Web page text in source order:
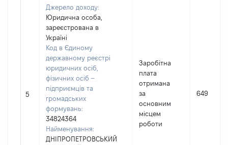
5
Джерело доходу:
Юридична особа,
зареєстрована в
Україні
Код в Єдиному
державному реєстрі
юридичних осіб,
фізичних осіб –
підприємців та
громадських
формувань:
34824364
Найменування:
ДНІПРОПЕТРОВСЬКИЙ
Заробітна
плата
отримана
за
основним
місцем
роботи
6493